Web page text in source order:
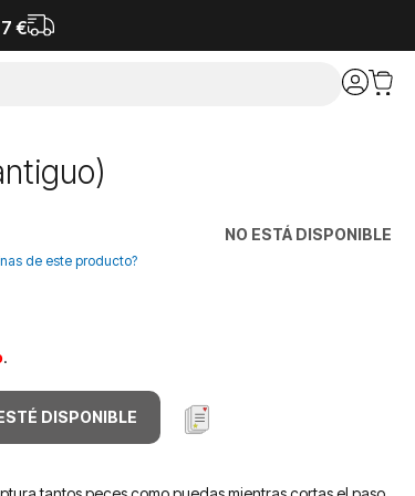
€
NO ESTÁ DISPONIBLE
de este producto?
.
DISPONIBLE